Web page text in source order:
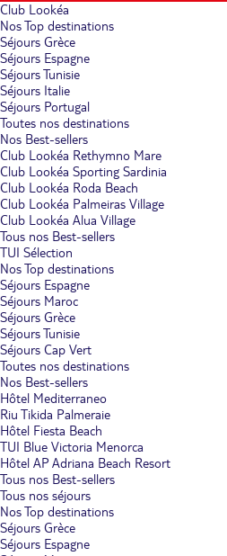
Club Lookéa
Nos Top destinations
Séjours Grèce
Séjours Espagne
Séjours Tunisie
Séjours Italie
Séjours Portugal
Toutes nos destinations
Nos Best-sellers
Club Lookéa Rethymno Mare
Club Lookéa Sporting Sardinia
Club Lookéa Roda Beach
Club Lookéa Palmeiras Village
Club Lookéa Alua Village
Tous nos Best-sellers
TUI Sélection
Nos Top destinations
Séjours Espagne
Séjours Maroc
Séjours Grèce
Séjours Tunisie
Séjours Cap Vert
Toutes nos destinations
Nos Best-sellers
Hôtel Mediterraneo
Riu Tikida Palmeraie
Hôtel Fiesta Beach
TUI Blue Victoria Menorca
Hôtel AP Adriana Beach Resort
Tous nos Best-sellers
Tous nos séjours
Nos Top destinations
Séjours Grèce
Séjours Espagne